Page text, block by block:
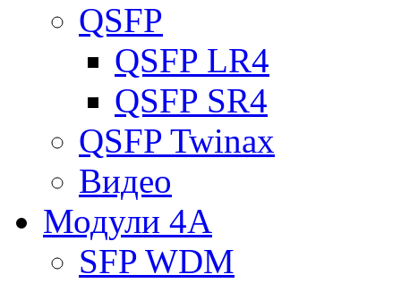
QSFP
QSFP LR4
QSFP SR4
QSFP Twinax
Видео
Модули 4A
SFP WDM